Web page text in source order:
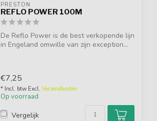
PRESTON
REFLO POWER 100M
De Reflo Power is de best verkopende lijn
in Engeland omwille van zijn exception...
€7,25
* Incl. btw Excl. Verzendkosten
Op voorraad
Vergelijk